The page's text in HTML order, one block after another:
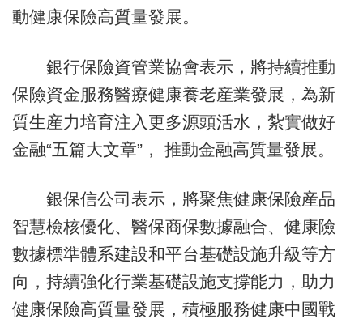
動健康保險高質量發展。
銀行保險資管業協會表示，將持續推動
保險資金服務醫療健康養老産業發展，為新
質生産力培育注入更多源頭活水，紮實做好
金融“五篇大文章”， 推動金融高質量發展。
銀保信公司表示，將聚焦健康保險産品
智慧檢核優化、醫保商保數據融合、健康險
數據標準體系建設和平台基礎設施升級等方
向，持續強化行業基礎設施支撐能力，助力
健康保險高質量發展，積極服務健康中國戰